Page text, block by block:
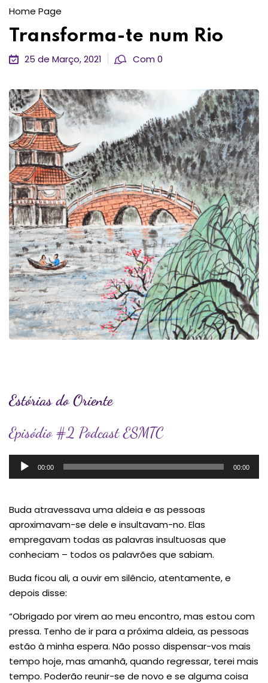
Home Page
Transforma-te num Rio
25 de Março, 2021 Com 0
Estórias do Oriente
Episódio #2 Podcast ESMTC
Reprodutor
de
00:00 00:00
Buda atravessava uma aldeia e as pessoas
aproximavam-se dele e insultavam-no. Elas
empregavam todas as palavras insultuosas que
conheciam – todos os palavrões que sabiam.
Buda ficou ali, a ouvir em silêncio, atentamente, e
depois disse:
“Obrigado por virem ao meu encontro, mas estou com
pressa. Tenho de ir para a próxima aldeia, as pessoas
estão à minha espera. Não posso dispensar-vos mais
tempo hoje, mas amanhã, quando regressar, terei mais
tempo. Poderão reunir-se de novo e se alguma coisa